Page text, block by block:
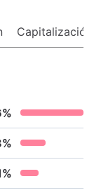
Capitalización
%
%
%